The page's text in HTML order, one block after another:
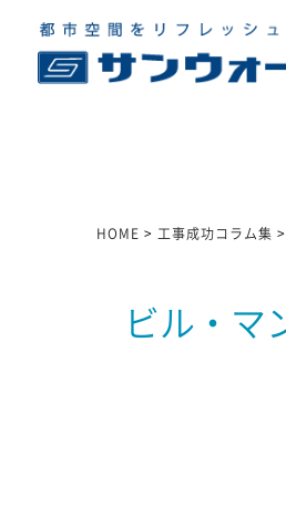
HOME > 工事成功コラム集 >
ビル・マ